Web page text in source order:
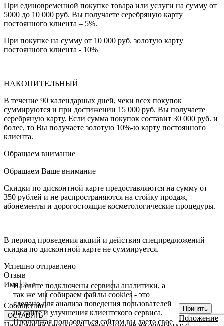
При единовременной покупке товара или услуги на сумму от
5000 до 10 000 руб. Вы получаете серебряную карту
постоянного клиента – 5%.
При покупке на сумму от 10 000 руб. золотую карту
постоянного клиента - 10%
НАКОПИТЕЛЬНЫЙ
В течение 90 календарных дней, чеки всех покупок
суммируются и при достижении 15 000 руб. Вы получаете
серебряную карту. Если сумма покупок составит 30 000 руб. и
более, то Вы получаете золотую 10%-ю карту постоянного
клиента.
Обращаем внимание
Обращаем Ваше внимание
Скидки по дисконтной карте предоставляются на сумму от
350 рублей и не распространяются на стойку продаж,
абонементы и дорогостоящие косметологические процедуры.
В период проведения акций и действия спецпредложений
скидка по дисконтной карте не суммируется.
Успешно отправлено
Отзыв
Имя
Сообщение
ОСТАВИТЬ
На сайте подключены сервисы аналитики, а
так же мы собираем файлы cookies - это
сделано для анализа поведения пользователей
на сайте и улучшения клиентского сервиса.
Продолжая пользоваться сайтом вы даете свое
Принять
Положение